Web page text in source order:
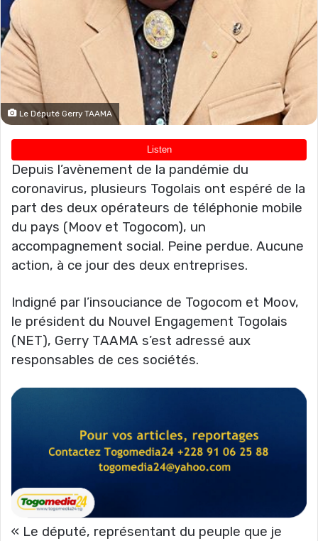
Le Député Gerry TAAMA
Depuis l’avènement de la pandémie du
coronavirus, plusieurs Togolais ont espéré de la
part des deux opérateurs de téléphonie mobile
du pays (Moov et Togocom), un
accompagnement social. Peine perdue. Aucune
action, à ce jour des deux entreprises.
Indigné par l’insouciance de Togocom et Moov,
le président du Nouvel Engagement Togolais
(NET), Gerry TAAMA s’est adressé aux
responsables de ces sociétés.
« Le député, représentant du peuple que je